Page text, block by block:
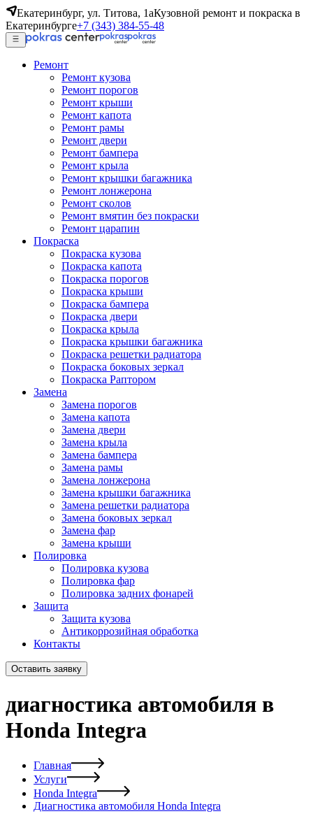
Екатеринбург, ул. Титова, 1аКузовной ремонт и покраска в
Екатеринбурге+7 (343) 384-55-48
Ремонт
Ремонт кузова
Ремонт порогов
Ремонт крыши
Ремонт капота
Ремонт рамы
Ремонт двери
Ремонт бампера
Ремонт крыла
Ремонт крышки багажника
Ремонт лонжерона
Ремонт сколов
Ремонт вмятин без покраски
Ремонт царапин
Покраска
Покраска кузова
Покраска капота
Покраска порогов
Покраска крыши
Покраска бампера
Покраска двери
Покраска крыла
Покраска крышки багажника
Покраска решетки радиатора
Покраска боковых зеркал
Покраска Раптором
Замена
Замена порогов
Замена капота
Замена двери
Замена крыла
Замена бампера
Замена рамы
Замена лонжерона
Замена крышки багажника
Замена решетки радиатора
Замена боковых зеркал
Замена фар
Замена крыши
Полировка
Полировка кузова
Полировка фар
Полировка задних фонарей
Защита
Защита кузова
Антикоррозийная обработка
Контакты
Оставить заявку
диагностика автомобиля в
Honda Integra
Главная
Услуги
Honda Integra
Диагностика автомобиля Honda Integra